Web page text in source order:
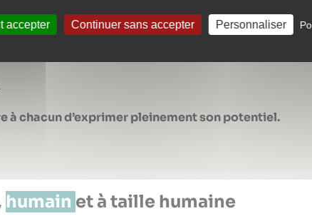
accepter Continuer sans accepter Personnaliser
à chacun d’exprimer pleinement son potentiel.
humain et à taille humaine